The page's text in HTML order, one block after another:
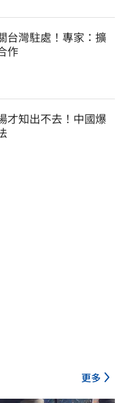
台灣駐處！專家：擴
作
才知出不去！中國爆
更多